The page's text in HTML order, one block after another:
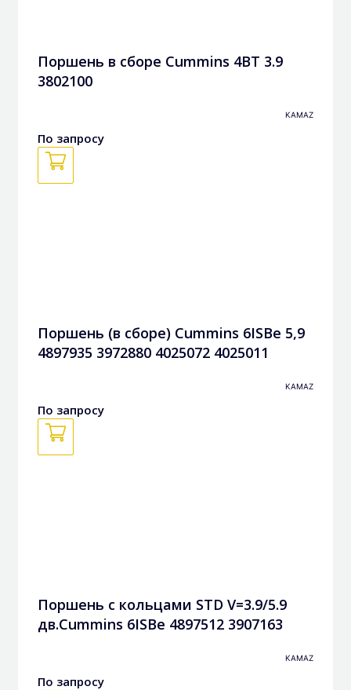
Поршень в сборе Cummins 4BT 3.9
3802100
KAMAZ
По запросу
Поршень (в сборе) Cummins 6ISBe 5,9
4897935 3972880 4025072 4025011
KAMAZ
По запросу
Поршень с кольцами STD V=3.9/5.9
дв.Cummins 6ISBe 4897512 3907163
KAMAZ
По запросу